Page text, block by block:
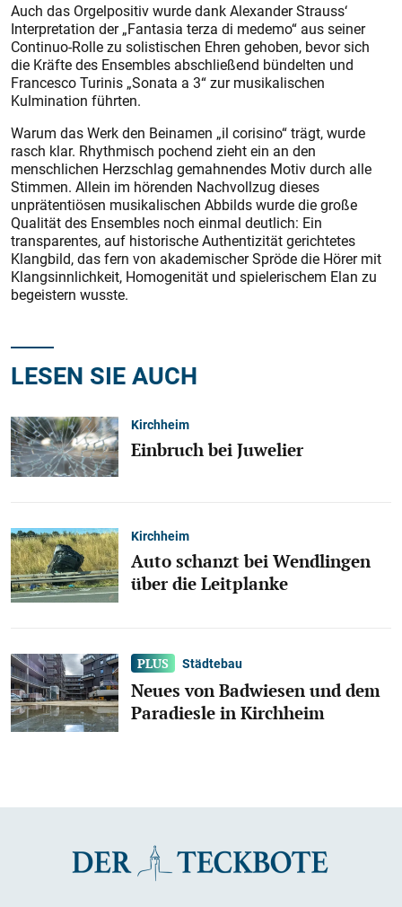
Auch das Orgelpositiv wurde dank Alexander Strauss‘
Interpretation der „Fantasia terza di medemo“ aus seiner
Continuo-Rolle zu solistischen Ehren gehoben, bevor sich
die Kräfte des Ensembles abschließend bündelten und
Francesco Turinis „Sonata a 3“ zur musikalischen
Kulmination führten.
Warum das Werk den Beinamen „il corisino“ trägt, wurde
rasch klar. Rhythmisch pochend zieht ein an den
menschlichen Herzschlag gemahnendes Motiv durch alle
Stimmen. Allein im hörenden Nachvollzug dieses
unprätentiösen musikalischen Abbilds wurde die große
Qualität des Ensembles noch einmal deutlich: Ein
transparentes, auf historische Authentizität gerichtetes
Klangbild, das fern von akademischer Spröde die Hörer mit
Klangsinnlichkeit, Homogenität und spielerischem Elan zu
begeistern wusste.
LESEN SIE AUCH
Kirchheim
Einbruch bei Juwelier
Kirchheim
Auto schanzt bei Wendlingen
über die Leitplanke
Städtebau
Neues von Badwiesen und dem
Paradiesle in Kirchheim